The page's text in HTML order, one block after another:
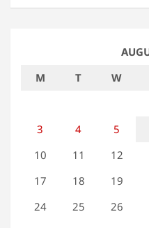
M
T W
3
4 5
10
11 12
17
18 19
24
25 26